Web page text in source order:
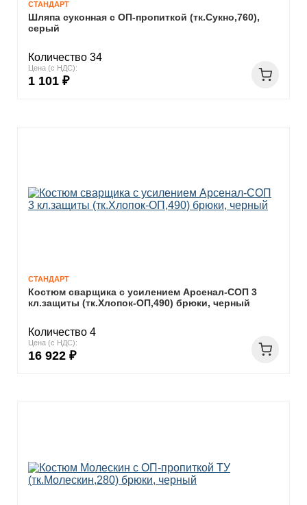
СТАНДАРТ
Шляпа суконная с ОП-пропиткой (тк.Сукно,760),
серый
Количество 34
Цена (с НДС):
1 101 ₽
СТАНДАРТ
Костюм сварщика с усилением Арсенал-СОП 3
кл.защиты (тк.Хлопок-ОП,490) брюки, черный
Количество 4
Цена (с НДС):
16 922 ₽